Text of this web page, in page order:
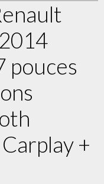
pouces
+